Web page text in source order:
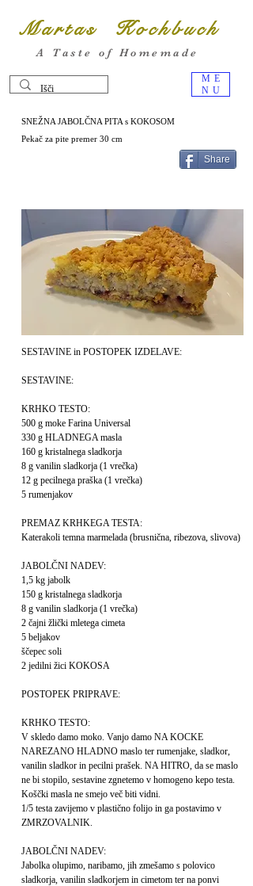
ME
NU
Martas Kochbuch
A Taste of Homemade
SNEŽNA JABOLČNA PITA s KOKOSOM
Pekač za pite premer 30 cm
Share
SESTAVINE in POSTOPEK IZDELAVE:
SESTAVINE:
KRHKO TESTO:
500 g moke Farina Universal
330 g HLADNEGA masla
160 g kristalnega sladkorja
8 g vanilin sladkorja (1 vrečka)
12 g pecilnega praška (1 vrečka)
5 rumenjakov
PREMAZ KRHKEGA TESTA:
Katerakoli temna marmelada (brusnična, ribezova, slivova)
JABOLČNI NADEV:
1,5 kg jabolk
150 g kristalnega sladkorja
8 g vanilin sladkorja (1 vrečka)
2 čajni žlički mletega cimeta
5 beljakov
ščepec soli
2 jedilni žici KOKOSA
POSTOPEK PRIPRAVE:
KRHKO TESTO:
V skledo damo moko. Vanjo damo NA KOCKE
NAREZANO HLADNO maslo ter rumenjake, sladkor,
vanilin sladkor in pecilni prašek. NA HITRO, da se maslo
ne bi stopilo, sestavine zgnetemo v homogeno kepo testa.
Koščki masla ne smejo več biti vidni.
1/5 testa zavijemo v plastično folijo in ga postavimo v
ZMRZOVALNIK.
JABOLČNI NADEV:
Jabolka olupimo, naribamo, jih zmešamo s polovico
sladkorja, vanilin sladkorjem in cimetom ter na ponvi